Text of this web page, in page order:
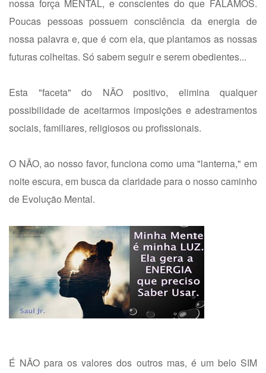
nossa força MENTAL, e conscientes do que FALAMOS.
Poucas pessoas possuem consciência da energia de
nossa palavra e, que é com ela, que plantamos as nossas
futuras colheitas. Só sabem seguir e serem obedientes...
Esta "faceta" do NÃO positivo, elimina qualquer
possibilidade de aceitarmos imposições e adestramentos
sociais, familiares, religiosos ou profissionais.
O NÃO, ao nosso favor, funciona como uma "lanterna," em
noite escura, em busca da claridade para o nosso caminho
de Evolução Mental.
É NÃO para os valores dos outros mas, é um belo SIM